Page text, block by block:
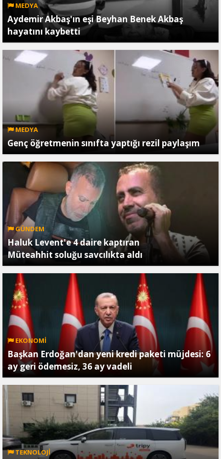
MEDYA
Aydemir Akbaş'ın eşi Beyhan Benek Akbaş
hayatını kaybetti
MEDYA
Genç öğretmenin sınıfta yaptığı rezil paylaşım
GÜNDEM
Haluk Levent'e 4 daire kaptıran
Müteahhit soluğu savcılıkta aldı
EKONOMİ
Başkan Erdoğan'dan yeni kredi paketi müjdesi: 6
ay geri ödemesiz, 36 ay vadeli
TEKNOLOJİ